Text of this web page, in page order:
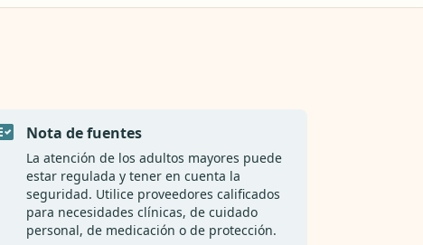
Nota de fuentes
La atención de los adultos mayores puede
estar regulada y tener en cuenta la
seguridad. Utilice proveedores calificados
para necesidades clínicas, de cuidado
personal, de medicación o de protección.